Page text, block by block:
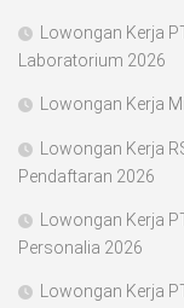
Lowongan Kerja
Laboratorium 2026
Lowongan Kerja
Lowongan Kerja
Pendaftaran 2026
Lowongan Kerja
Personalia 2026
Lowongan Kerja